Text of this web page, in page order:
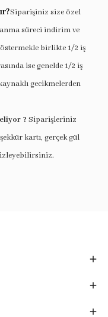
Siparişiniz size özel
süreci indirim ve
birlikte 1/2 iş
ise genelde 1/2 iş
gecikmelerden
? Siparişleriniz
kartı, gerçek gül
izleyebilirsiniz.